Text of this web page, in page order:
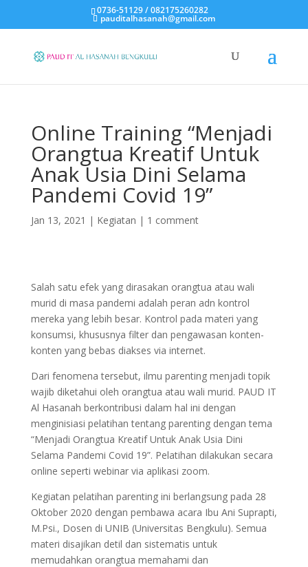
0736-51129 / 082175260282
pauditalhasanah@gmail.com
Online Training “Menjadi
Orangtua Kreatif Untuk
Anak Usia Dini Selama
Pandemi Covid 19”
Jan 13, 2021 | Kegiatan | 1 comment
Salah satu efek yang dirasakan orangtua atau wali
murid di masa pandemi adalah peran adn kontrol
mereka yang lebih besar. Kontrol pada materi yang
konsumsi, khususnya filter dan pengawasan konten-
konten yang bebas diakses via internet.
Dari fenomena tersebut, ilmu parenting menjadi topik
wajib diketahui oleh orangtua atau wali murid. PAUD IT
Al Hasanah berkontribusi dalam hal ini dengan
menginisiasi pelatihan tentang parenting dengan tema
“Menjadi Orangtua Kreatif Untuk Anak Usia Dini
Selama Pandemi Covid 19”. Pelatihan dilakukan secara
online seperti webinar via aplikasi zoom.
Kegiatan pelatihan parenting ini berlangsung pada 28
Oktober 2020 dengan pembawa acara Ibu Ani Suprapti,
M.Psi., Dosen di UNIB (Universitas Bengkulu). Semua
materi disajikan detil dan sistematis untuk
memudahkan orangtua memahami dan